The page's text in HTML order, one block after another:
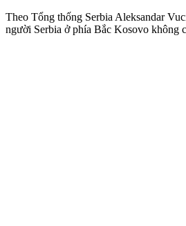
Theo Tổng thống Serbia Aleksandar
người Serbia ở phía Bắc Kosovo không